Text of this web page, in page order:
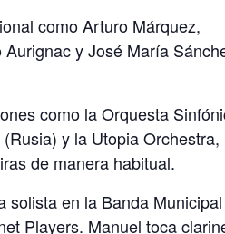
como Arturo Márquez,
y José María
como la Orquesta
y la Utopia Orchestra,
de manera habitual.
solista en la Banda
Players. Manuel toca